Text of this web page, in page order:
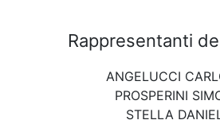
Rappresentanti
ANGELUCCI
PROSPERINI
STELLA